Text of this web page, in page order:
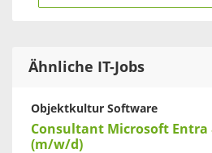
Ähnliche IT-Jobs
Objektkultur Software
Consultant Microsoft
(m/w/d)